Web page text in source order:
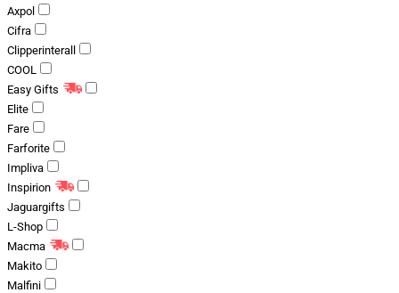
Axpol
Cifra
Clipperinterall
COOL
Easy Gifts
Elite
Fare
Farforite
Impliva
Inspirion
Jaguargifts
L-Shop
Macma
Makito
Malfini